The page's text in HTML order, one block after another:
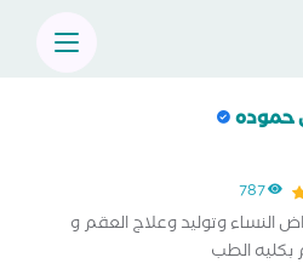
حموده
787
النساء وتوليد وعلاج العقم و
بكليه الطب